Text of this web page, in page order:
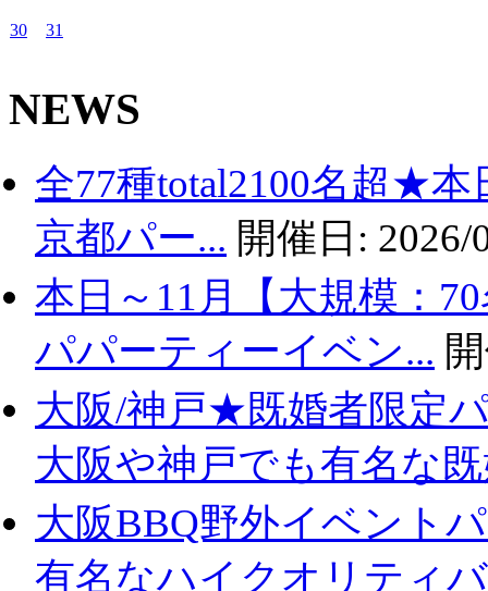
30 31
NEWS
全77種total2100名超★本
京都パー... 開催日: 2026/
本日～11月【大規模：
パパーティーイベン...
大阪/神戸★既婚者限定
大阪や神戸でも有名な
大阪BBQ野外イベント
有名なハイクオリティ